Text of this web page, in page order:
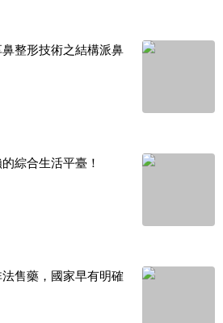
整形技術之結構派鼻
綜合生活平臺！
售藥，國家早有明確